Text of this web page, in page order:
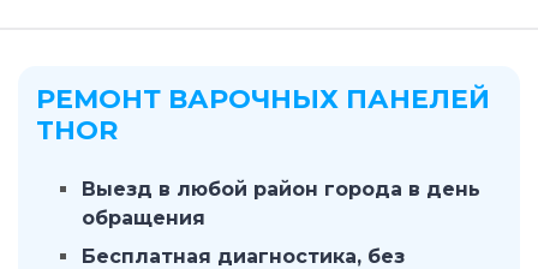
РЕМОНТ ВАРОЧНЫХ ПАНЕЛЕЙ
THOR
Выезд в любой район города в день
обращения
Бесплатная диагностика, без